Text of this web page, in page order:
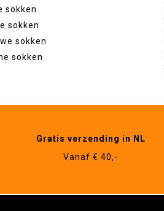
sokken
sokken
sokken
sokken
Gratis verzending in NL
Vanaf € 40,-